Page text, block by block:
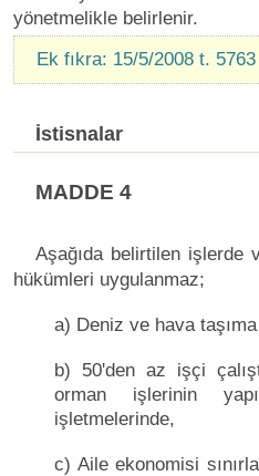
yönetmelikle belirlenir.
Ek fıkra: 15/5/2008 t.
İstisnalar
MADDE 4
Aşağıda belirtilen işlerde
hükümleri uygulanmaz;
a) Deniz ve hava
b) 50'den az işçi
orman işlerinin
işletmelerinde,
c) Aile ekonomisi